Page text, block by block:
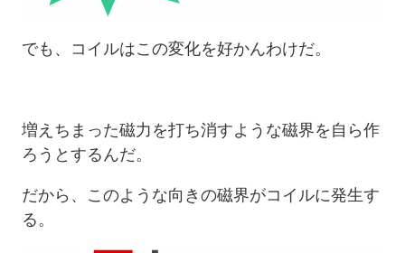
でも、コイルはこの変化を好かんわけだ。
増えちまった磁力を打ち消すような磁界を自ら作
ろうとするんだ。
だから、このような向きの磁界がコイルに発生す
る。